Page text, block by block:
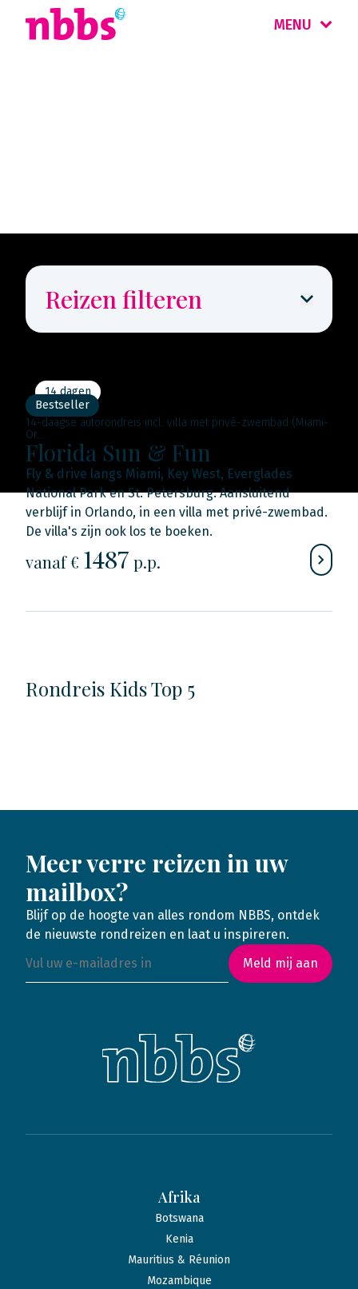
MENU
Reizen filteren
14 dagen
Bestseller
14-daagse autorondreis incl. villa met privé-zwembad (Miami-
Or...
Florida Sun & Fun
Fly & drive langs Miami, Key West, Everglades
National Park en St. Petersburg. Aansluitend
verblijf in Orlando, in een villa met privé-zwembad.
De villa's zijn ook los te boeken.
vanaf € 1487 p.p.
Rondreis Kids Top 5
Meer verre reizen in uw
mailbox?
Blijf op de hoogte van alles rondom NBBS, ontdek
de nieuwste rondreizen en laat u inspireren.
Meld mij aan
Afrika
Botswana
Kenia
Mauritius & Réunion
Mozambique